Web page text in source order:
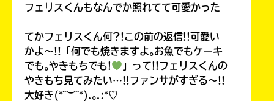
フェリスくんもなんでか照れてて可愛かった
てかフェリスくん何?!この前の返信!!可愛い
かよ〜!!「何でも焼きますよ｡お魚でもケーキ
でも｡やきもちでも!
」って!!フェリスくんの
やきもち見てみたい…!!ファンサがすぎる〜!!
大好き(*˘︶˘*).｡.:*♡